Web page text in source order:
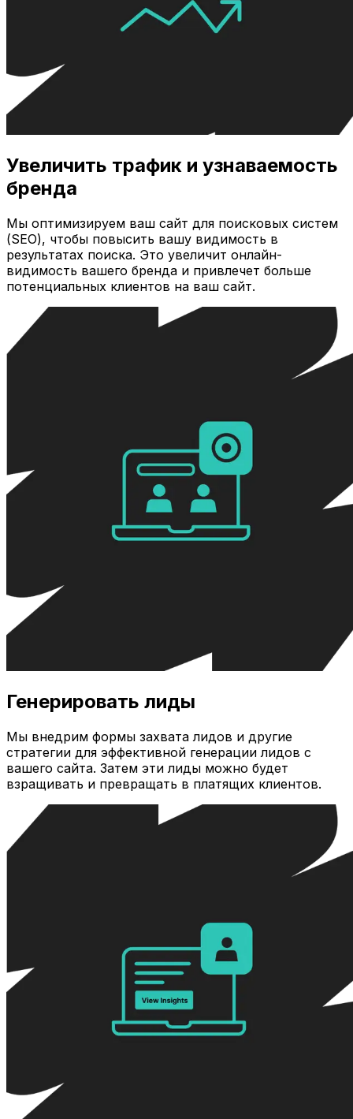
Увеличить трафик и узнаваемость
бренда
Мы оптимизируем ваш сайт для поисковых систем
(SEO), чтобы повысить вашу видимость в
результатах поиска. Это увеличит онлайн-
видимость вашего бренда и привлечет больше
потенциальных клиентов на ваш сайт.
Генерировать лиды
Мы внедрим формы захвата лидов и другие
стратегии для эффективной генерации лидов с
вашего сайта. Затем эти лиды можно будет
взращивать и превращать в платящих клиентов.